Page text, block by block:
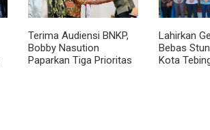
Terima Audiensi BNKP,
Bobby Nasution
Paparkan Tiga Prioritas
Lahirkan
Bebas
Kota